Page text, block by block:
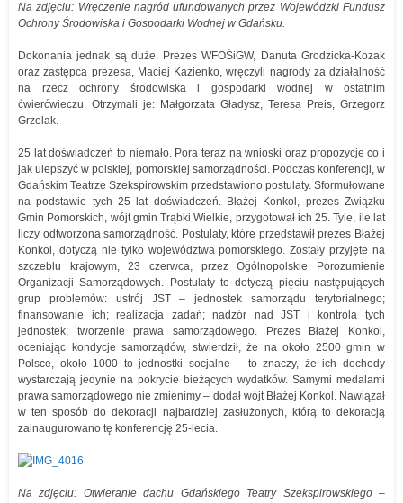
Na zdjęciu: Wręczenie nagród ufundowanych przez Wojewódzki Fundusz
Ochrony Środowiska i Gospodarki Wodnej w Gdańsku.
Dokonania jednak są duże. Prezes WFOŚiGW, Danuta Grodzicka-Kozak
oraz zastępca prezesa, Maciej Kazienko, wręczyli nagrody za działalność
na rzecz ochrony środowiska i gospodarki wodnej w ostatnim
ćwierćwieczu. Otrzymali je: Małgorzata Gładysz, Teresa Preis, Grzegorz
Grzelak.
25 lat doświadczeń to niemało. Pora teraz na wnioski oraz propozycje co i
jak ulepszyć w polskiej, pomorskiej samorządności. Podczas konferencji, w
Gdańskim Teatrze Szekspirowskim przedstawiono postulaty. Sformułowane
na podstawie tych 25 lat doświadczeń. Błażej Konkol, prezes Związku
Gmin Pomorskich, wójt gmin Trąbki Wielkie, przygotował ich 25. Tyle, ile lat
liczy odtworzona samorządność. Postulaty, które przedstawił prezes Błażej
Konkol, dotyczą nie tylko województwa pomorskiego. Zostały przyjęte na
szczeblu krajowym, 23 czerwca, przez Ogólnopolskie Porozumienie
Organizacji Samorządowych. Postulaty te dotyczą pięciu następujących
grup problemów: ustrój JST – jednostek samorządu terytorialnego;
finansowanie ich; realizacja zadań; nadzór nad JST i kontrola tych
jednostek; tworzenie prawa samorządowego. Prezes Błażej Konkol,
oceniając kondycje samorządów, stwierdził, że na około 2500 gmin w
Polsce, około 1000 to jednostki socjalne – to znaczy, że ich dochody
wystarczają jedynie na pokrycie bieżących wydatków. Samymi medalami
prawa samorządowego nie zmienimy – dodał wójt Błażej Konkol. Nawiązał
w ten sposób do dekoracji najbardziej zasłużonych, którą to dekoracją
zainaugurowano tę konferencję 25-lecia.
Na zdjęciu: Otwieranie dachu Gdańskiego Teatry Szekspirowskiego –